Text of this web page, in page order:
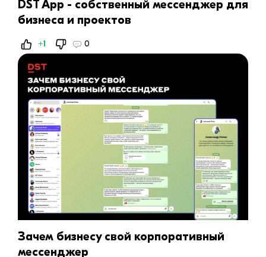
DST App - собственный мессенджер для
бизнеса и проектов
+1 0
Зачем бизнесу свой корпоративный
мессенджер